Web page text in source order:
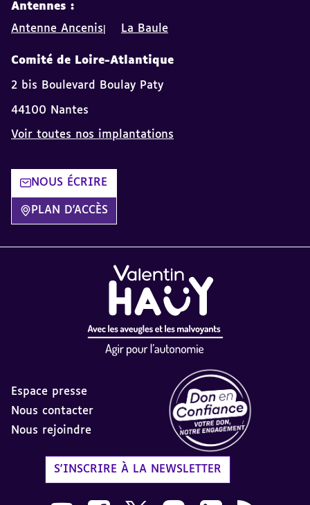
Antennes :
Antenne Ancenis
La Baule
Comité de Loire-Atlantique
2 bis Boulevard Boulay Paty
44100 Nantes
Voir toutes nos implantations
NOUS ÉCRIRE
PLAN D'ACCÈS
Espace presse
Nous contacter
Nous rejoindre
S'INSCRIRE À LA NEWSLETTER
Nous suivre sur Youtube AVH dans une
Nous suivre sur Facebook AVH dans
Nous suivre sur X AVH dans une
Nous suivre sur Instagram
Nous suivre sur
Flux RSS